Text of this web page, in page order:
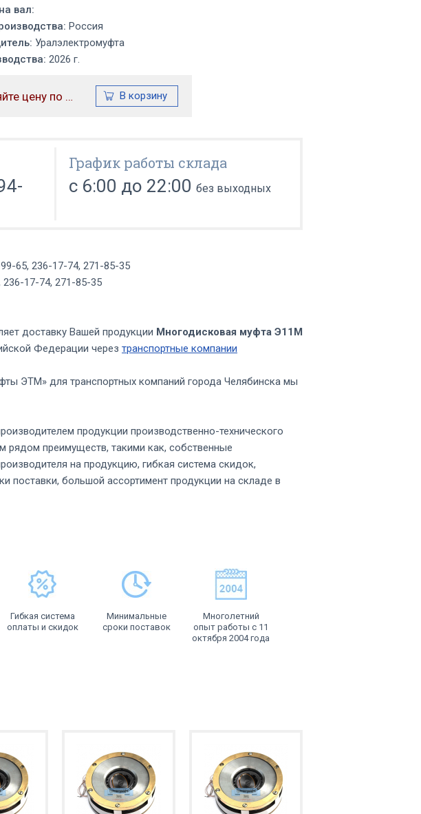
вал:
Россия
Уралэлектромуфта
2026 г.
уточняйте цену по телефону
График работы склада
с 6:00 до 22:00 без выходных
65, 236-17-74, 271-85-35
17-74, 271-85-35
доставку Вашей продукции Многодисковая муфта Э11М
Федерации через транспортные компании
ЭТМ» для транспортных компаний города Челябинска мы
продукции производственно-технического
рядом преимуществ, такими как, собственные
на продукцию, гибкая система скидок,
поставки, большой ассортимент продукции на складе в
Гибкая система
оплаты и скидок
Минимальные
сроки поставок
Многолетний
опыт работы с 11
октября 2004 года